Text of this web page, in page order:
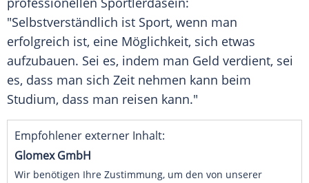
"Selbstverständlich ist Sport, wenn man
erfolgreich ist, eine Möglichkeit, sich etwas
aufzubauen. Sei es, indem man Geld verdient, sei
es, dass man sich Zeit nehmen kann beim
Studium, dass man reisen kann."
Empfohlener externer Inhalt:
Glomex GmbH
Wir benötigen Ihre Zustimmung, um den von unserer